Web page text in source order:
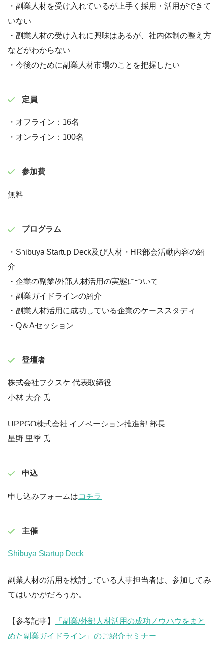
・副業人材を受け入れているが上手く採用・活用ができて
いない
・副業人材の受け入れに興味はあるが、社内体制の整え方
などがわからない
・今後のために副業人材市場のことを把握したい
定員
・オフライン：16名
・オンライン：100名
参加費
無料
プログラム
・Shibuya Startup Deck及び人材・HR部会活動内容の紹
介
・企業の副業/外部人材活用の実態について
・副業ガイドラインの紹介
・副業人材活用に成功している企業のケーススタディ
・Q＆Aセッション
登壇者
株式会社フクスケ 代表取締役
小林 大介 氏
UPPGO株式会社 イノベーション推進部 部長
星野 里季 氏
申込
申し込みフォームはコチラ
主催
Shibuya Startup Deck
副業人材の活用を検討している人事担当者は、参加してみ
てはいかがだろうか。
【参考記事】
「副業/外部人材活用の成功ノウハウをまと
めた副業ガイドライン」のご紹介セミナー